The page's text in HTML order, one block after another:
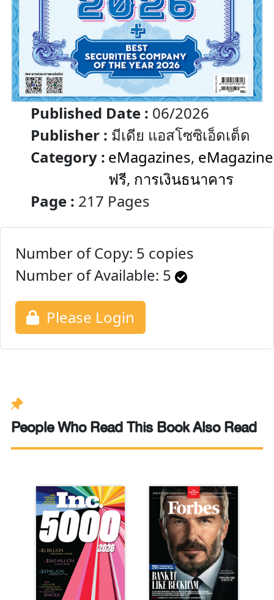
Published Date : 06/2026
Publisher : มีเดีย แอสโซซิเอ็ดเต็ด
Category : eMagazines, eMagazine
ฟรี, การเงินธนาคาร
Page : 217 Pages
Number of Copy: 5 copies
Number of Available: 5
Please Login
People Who Read This Book Also Read